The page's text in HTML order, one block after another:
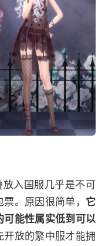
放入国服几乎是不可
。原因很简单， 它
可能性属实低到可以
放的繁中服才能拥